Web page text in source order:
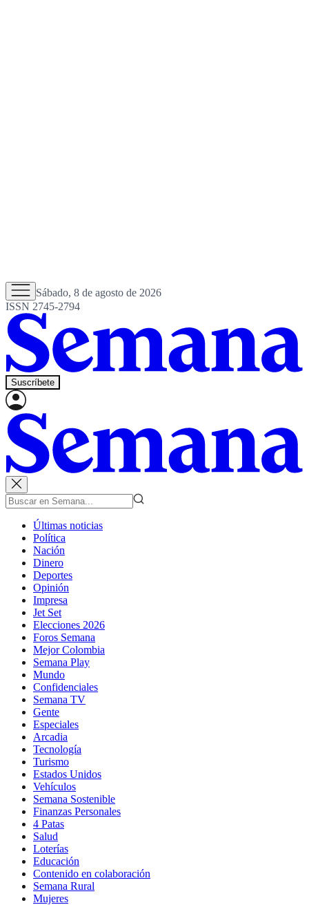
Sábado, 8 de agosto de 2026
ISSN 2745-2794
Suscríbete
Últimas noticias
Política
Nación
Dinero
Deportes
Opinión
Impresa
Jet Set
Elecciones 2026
Foros Semana
Mejor Colombia
Semana Play
Mundo
Confidenciales
Semana TV
Gente
Especiales
Arcadia
Tecnología
Turismo
Estados Unidos
Vehículos
Semana Sostenible
Finanzas Personales
4 Patas
Salud
Loterías
Educación
Contenido en colaboración
Semana Rural
Mujeres